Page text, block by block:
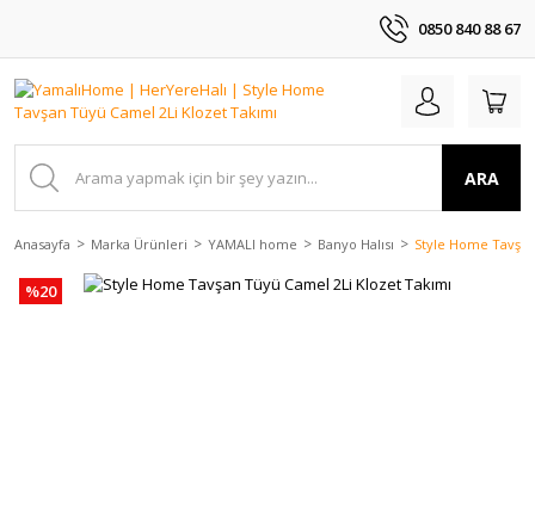
0850 840 88 67
ARA
Anasayfa Marka Ürünleri YAMALI home Banyo Halısı Style Home
%20